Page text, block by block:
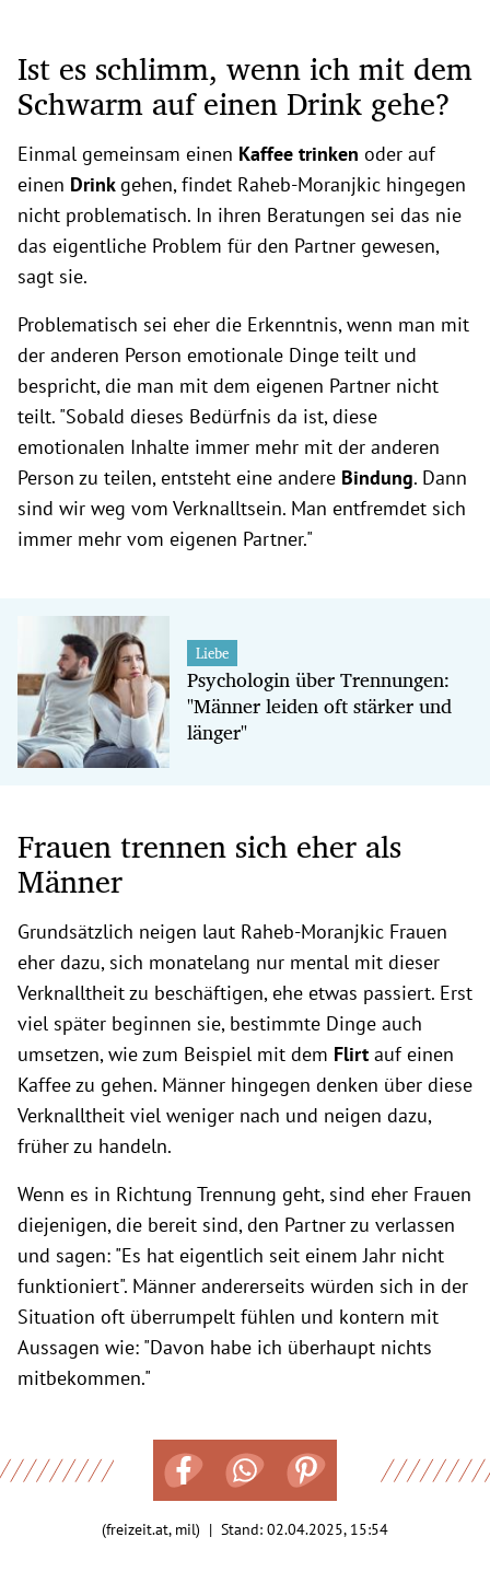
Ist es schlimm, wenn ich mit dem
Schwarm auf einen Drink gehe?
Einmal gemeinsam einen Kaffee trinken oder auf
einen Drinkgehen, findet Raheb-Moranjkic hingegen
nicht problematisch. In ihren Beratungen sei das nie
das eigentliche Problem für den Partner gewesen,
sagt sie.
Problematisch sei eher die Erkenntnis, wenn man mit
der anderen Person emotionale Dinge teilt und
bespricht, die man mit dem eigenen Partner nicht
teilt. "Sobald dieses Bedürfnis da ist, diese
emotionalen Inhalte immer mehr mit der anderen
Person zu teilen, entsteht eine andere Bindung. Dann
sind wir weg vom Verknalltsein. Man entfremdet sich
immer mehr vom eigenen Partner."
Liebe
Psychologin über Trennungen:
"Männer leiden oft stärker und
länger"
Frauen trennen sich eher als
Männer
Grundsätzlich neigen laut Raheb-Moranjkic Frauen
eher dazu, sich monatelang nur mental mit dieser
Verknalltheit zu beschäftigen, ehe etwas passiert. Erst
viel später beginnen sie, bestimmte Dinge auch
umsetzen, wie zum Beispiel mit dem Flirt auf einen
Kaffee zu gehen. Männer hingegen denken über diese
Verknalltheit viel weniger nach und neigen dazu,
früher zu handeln.
Wenn es in Richtung Trennung geht, sind eher Frauen
diejenigen, die bereit sind, den Partner zu verlassen
und sagen: "Es hat eigentlich seit einem Jahr nicht
funktioniert". Männer andererseits würden sich in der
Situation oft überrumpelt fühlen und kontern mit
Aussagen wie: "Davon habe ich überhaupt nichts
mitbekommen."
(freizeit.at, mil) | Stand: 02.04.2025, 15:54